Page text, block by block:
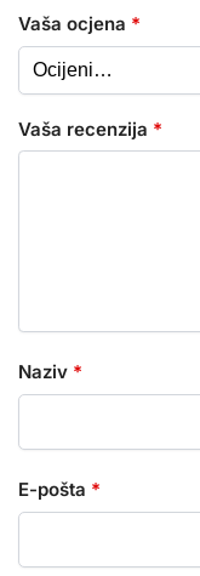
Vaša ocjena *
Vaša recenzija *
Naziv *
E-pošta *